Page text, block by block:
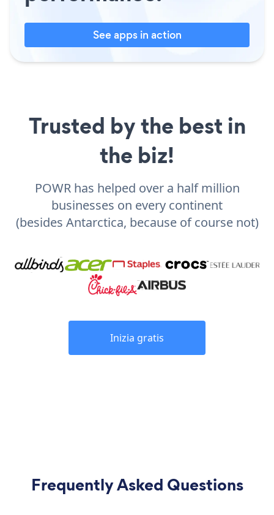
See apps in action
Trusted by the best in
the biz!
POWR has helped over a half million
businesses on every continent
(besides Antarctica, because of course not)
Inizia gratis
Frequently Asked Questions